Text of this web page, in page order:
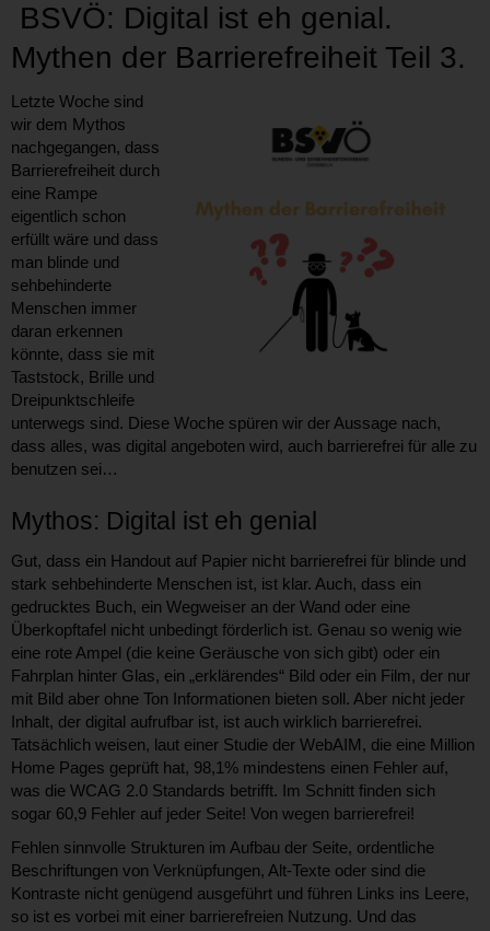
BSVÖ: Digital ist eh genial.
Mythen der Barrierefreiheit Teil 3.
Letzte Woche sind
wir dem Mythos
nachgegangen, dass
Barrierefreiheit durch
eine Rampe
eigentlich schon
erfüllt wäre und dass
man blinde und
sehbehinderte
Menschen immer
daran erkennen
könnte, dass sie mit
Taststock, Brille und
Dreipunktschleife
unterwegs sind. Diese Woche spüren wir der Aussage nach,
dass alles, was digital angeboten wird, auch barrierefrei für alle zu
benutzen sei…
Mythos: Digital ist eh genial
Gut, dass ein Handout auf Papier nicht barrierefrei für blinde und
stark sehbehinderte Menschen ist, ist klar. Auch, dass ein
gedrucktes Buch, ein Wegweiser an der Wand oder eine
Überkopftafel nicht unbedingt förderlich ist. Genau so wenig wie
eine rote Ampel (die keine Geräusche von sich gibt) oder ein
Fahrplan hinter Glas, ein „erklärendes“ Bild oder ein Film, der nur
mit Bild aber ohne Ton Informationen bieten soll. Aber nicht jeder
Inhalt, der digital aufrufbar ist, ist auch wirklich barrierefrei.
Tatsächlich weisen, laut einer Studie der WebAIM, die eine Million
Home Pages geprüft hat, 98,1% mindestens einen Fehler auf,
was die WCAG 2.0 Standards betrifft. Im Schnitt finden sich
sogar 60,9 Fehler auf jeder Seite! Von wegen barrierefrei!
Fehlen sinnvolle Strukturen im Aufbau der Seite, ordentliche
Beschriftungen von Verknüpfungen, Alt-Texte oder sind die
Kontraste nicht genügend ausgeführt und führen Links ins Leere,
so ist es vorbei mit einer barrierefreien Nutzung. Und das